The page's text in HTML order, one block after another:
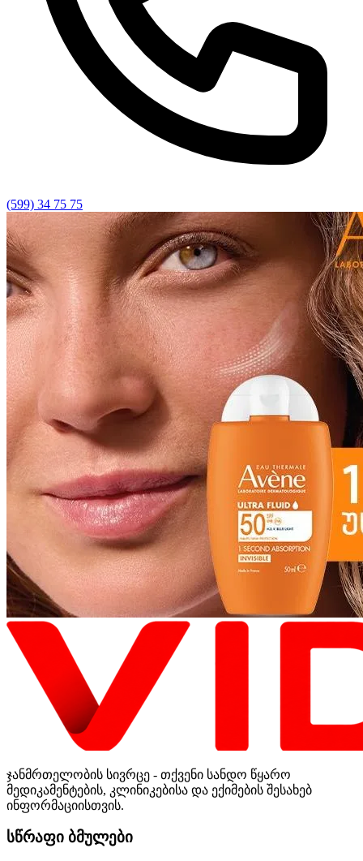
(599) 34 75 75
ჯანმრთელობის სივრცე - თქვენი სანდო წყარო
მედიკამენტების, კლინიკებისა და ექიმების შესახებ
ინფორმაციისთვის.
სწრაფი ბმულები